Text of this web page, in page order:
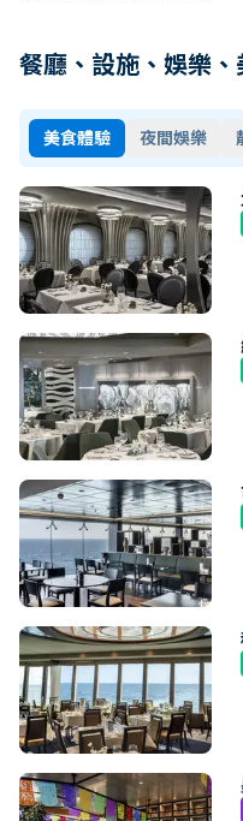
餐廳、設施、娛樂、
美食體驗 夜間娛樂